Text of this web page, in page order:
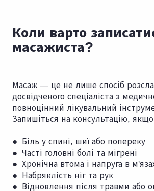
Коли варто
масажиста?
Масаж — це не лише спосіб
досвідченого спеціаліста з
повноцінний лікувальний
Запишіться на консультацію, якщо
● Біль у спині, шиї або попереку
● Часті головні болі та мігрені
● Хронічна втома і напруга в
● Набряклість ніг та рук
● Відновлення після травми або